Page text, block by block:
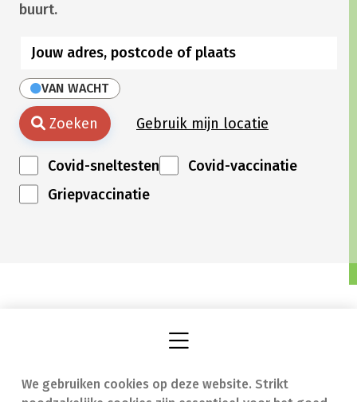
We gebruiken cookies op deze website. Strikt
buurt.
VAN WACHT
Zoeken Gebruik mijn locatie
Covid-sneltesten
Covid-vaccinatie
Griepvaccinatie
Vind een apotheek In geval van nood